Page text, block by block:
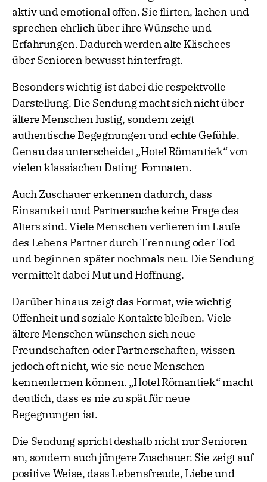
aktiv und emotional offen. Sie flirten, lachen und
sprechen ehrlich über ihre Wünsche und
Erfahrungen. Dadurch werden alte Klischees
über Senioren bewusst hinterfragt.
Besonders wichtig ist dabei die respektvolle
Darstellung. Die Sendung macht sich nicht über
ältere Menschen lustig, sondern zeigt
authentische Begegnungen und echte Gefühle.
Genau das unterscheidet „Hotel Römantiek“ von
vielen klassischen Dating-Formaten.
Auch Zuschauer erkennen dadurch, dass
Einsamkeit und Partnersuche keine Frage des
Alters sind. Viele Menschen verlieren im Laufe
des Lebens Partner durch Trennung oder Tod
und beginnen später nochmals neu. Die Sendung
vermittelt dabei Mut und Hoffnung.
Darüber hinaus zeigt das Format, wie wichtig
Offenheit und soziale Kontakte bleiben. Viele
ältere Menschen wünschen sich neue
Freundschaften oder Partnerschaften, wissen
jedoch oft nicht, wie sie neue Menschen
kennenlernen können. „Hotel Römantiek“ macht
deutlich, dass es nie zu spät für neue
Begegnungen ist.
Die Sendung spricht deshalb nicht nur Senioren
an, sondern auch jüngere Zuschauer. Sie zeigt auf
positive Weise, dass Lebensfreude, Liebe und